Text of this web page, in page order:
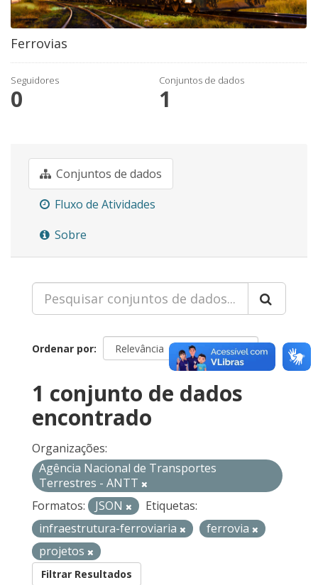
Ferrovias
Seguidores
0
Conjuntos de dados
1
Conjuntos de dados
Fluxo de Atividades
Sobre
Ordenar por
1 conjunto de dados
encontrado
Organizações:
Agência Nacional de Transportes
Terrestres - ANTT
Formatos:
JSON
Etiquetas:
infraestrutura-ferroviaria
ferrovia
projetos
Filtrar Resultados